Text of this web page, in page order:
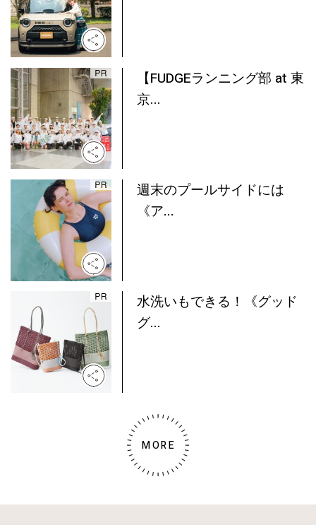
【FUDGEランニング部 at 東
京...
週末のプールサイドには
《ア...
水洗いもできる！《グッド
グ...
MORE